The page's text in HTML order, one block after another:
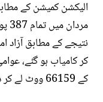
کر کامیاب ہو گئے،
کے 66159 ووٹ لے کر دوسرے نمبر پر ہیں۔